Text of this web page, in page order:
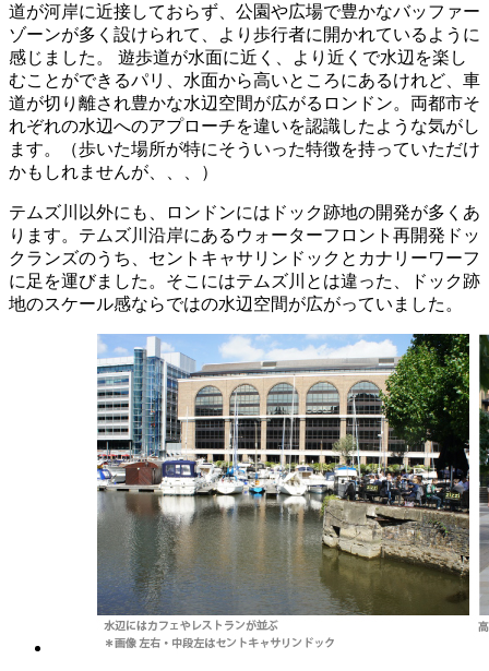
道が河岸に近接しておらず、公園や広場で豊かなバッファー
ゾーンが多く設けられて、より歩行者に開かれているように
感じました。 遊歩道が水面に近く、より近くで水辺を楽し
むことができるパリ、水面から高いところにあるけれど、車
道が切り離され豊かな水辺空間が広がるロンドン。両都市そ
れぞれの水辺へのアプローチを違いを認識したような気がし
ます。（歩いた場所が特にそういった特徴を持っていただけ
かもしれませんが、、、）
テムズ川以外にも、ロンドンにはドック跡地の開発が多くあ
ります。テムズ川沿岸にあるウォーターフロント再開発ドッ
クランズのうち、セントキャサリンドックとカナリーワーフ
に足を運びました。そこにはテムズ川とは違った、ドック跡
地のスケール感ならではの水辺空間が広がっていました。